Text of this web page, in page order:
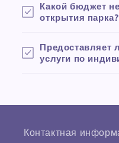
Какой бюджет
открытия парка?
Предоставляет
услуги по
Контактная